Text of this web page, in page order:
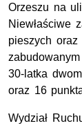
Orzeszu na
Niewłaściwe
pieszych
30-latka
oraz 16
Wydział